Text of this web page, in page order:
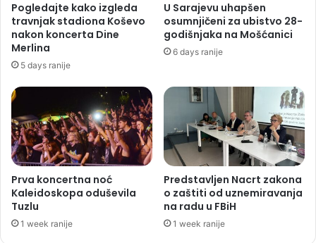
Pogledajte kako izgleda
travnjak stadiona Koševo
nakon koncerta Dine
Merlina
5 days ranije
U Sarajevu uhapšen
osumnjičeni za ubistvo 28-
godišnjaka na Mošćanici
6 days ranije
Prva koncertna noć
Kaleidoskopa oduševila
Tuzlu
1 week ranije
Predstavljen Nacrt zakona
o zaštiti od uznemiravanja
na radu u FBiH
1 week ranije